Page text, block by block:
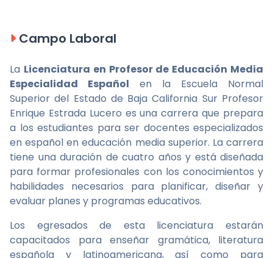
Campo Laboral
La Licenciatura en Profesor de Educación Media
Especialidad Español en la Escuela Normal
Superior del Estado de Baja California Sur Profesor
Enrique Estrada Lucero es una carrera que prepara
a los estudiantes para ser docentes especializados
en español en educación media superior. La carrera
tiene una duración de cuatro años y está diseñada
para formar profesionales con los conocimientos y
habilidades necesarios para planificar, diseñar y
evaluar planes y programas educativos.
Los egresados de esta licenciatura estarán
capacitados para enseñar gramática, literatura
española y latinoamericana, así como para